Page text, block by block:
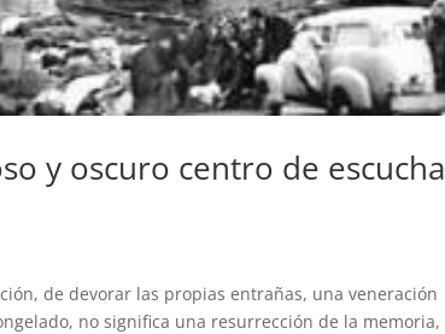
y oscuro centro de escucha
de devorar las propias entrañas, una veneración
no significa una resurrección de la memoria,